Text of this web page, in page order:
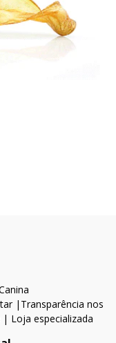
| Transparência nos
Loja especializada